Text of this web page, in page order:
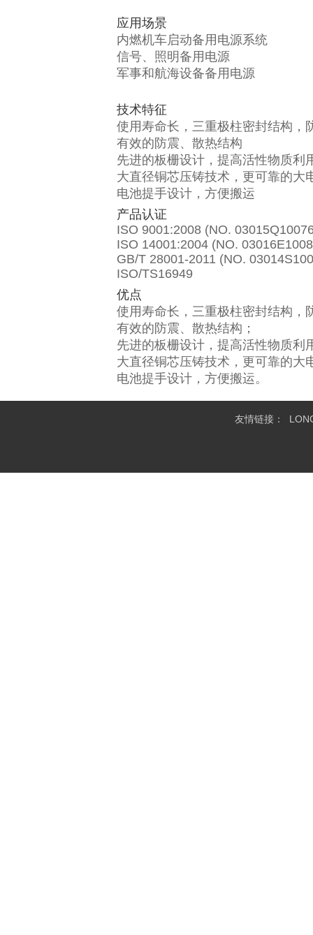
应用场景
内燃机车启动备用电源系统
信号、照明备用电源
军事和航海设备备用电源
技术特征
使用寿命长，三重极柱密封结构，
有效的防震、散热结构
先进的板栅设计，提高活性物质利
大直径铜芯压铸技术，更可靠的大
电池提手设计，方便搬运
产品认证
ISO 9001:2008 (NO.
ISO 14001:2004 (NO.
GB/T 28001-2011 (NO.
ISO/TS16949
优点
使用寿命长，三重极柱密封结构，
有效的防震、散热结构；
先进的板栅设计，提高活性物质利
大直径铜芯压铸技术，更可靠的大
电池提手设计，方便搬运。
友情链接：